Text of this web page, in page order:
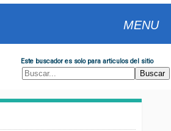
MENU
Este buscador es solo para articulos del sitio